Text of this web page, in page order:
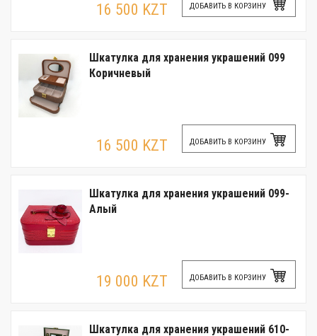
16 500 KZT ДОБАВИТЬ В КОРЗИНУ
Шкатулка для хранения украшений 099
Коричневый
16 500 KZT ДОБАВИТЬ В КОРЗИНУ
Шкатулка для хранения украшений 099-
Алый
19 000 KZT ДОБАВИТЬ В КОРЗИНУ
Шкатулка для хранения украшений 610-